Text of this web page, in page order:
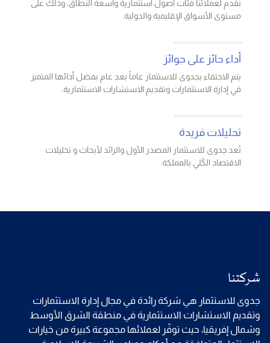
نقدم لعملائنا فئات أصول استثمارية واسعة النطاق، وذلك على
مستوى الأسواق الإقليمية والدولية.
أداء حائز على جوائز
يتم الاحتفاء بجدوى للاستثمار عاماً بعد عام بفضل أدائها المتميز
في إدارة الاستثمارات وتقديم الاستشارات الاستثمارية.
تحليلات فريدة
تُعد جدوى للاستثمار المصدر الأول والرائد لأبحاث و تحليلات
الاقتصاد الكُلي بالمملكة.
شركتنا
جدوى للاستثمار هي شركة رائدة في مجال إدارة الاستثمارات
وتقديم الاستشارات الاستثمارية في منطقة الشرق الأوسط
وشمال إفريقيا، حيث توفّر لعملائها مجموعة كبيرة من خيارات